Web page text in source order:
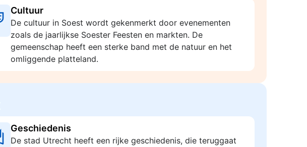
Cultuur
De cultuur in Soest wordt gekenmerkt door evenementen
zoals de jaarlijkse Soester Feesten en markten. De
gemeenschap heeft een sterke band met de natuur en het
omliggende platteland.
Geschiedenis
De stad Utrecht heeft een rijke geschiedenis, die teruggaat